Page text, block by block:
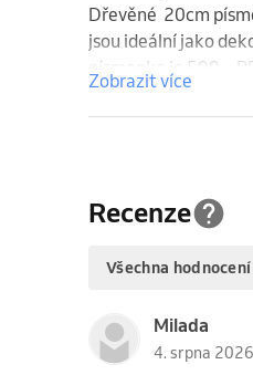
Dřevěné  20cm
jsou ideální jako
písmenka je 599,-.
PÍSMENKA CHCETE
VÁM ZAJISTILI NA
Zobrazit více
Recenze
Všechna hodnocení
Milada
4. srpna 2026